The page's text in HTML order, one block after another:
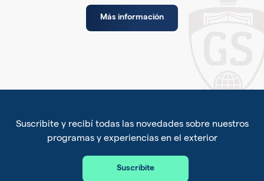
Más información
Suscribite y recibí todas las novedades sobre nuestros
programas y experiencias en el exterior
Suscríbite